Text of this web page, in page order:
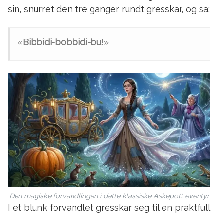
sin, snurret den tre ganger rundt gresskar, og sa:
«Bibbidi-bobbidi-bu!»
Den magiske forvandlingen i dette klassiske Askepott eventyr
I et blunk forvandlet gresskar seg til en praktfull